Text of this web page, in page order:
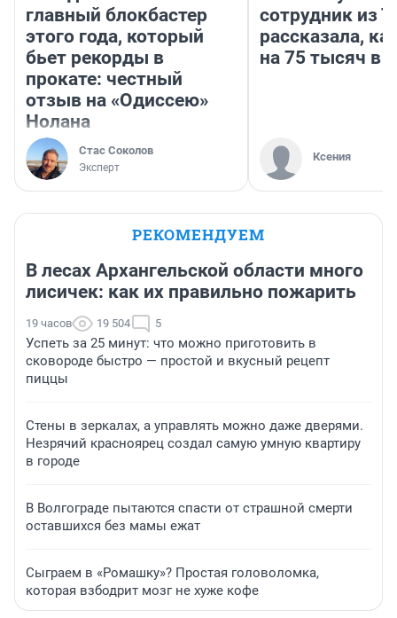
главный блокбастер
этого года, который
бьет рекорды в
прокате: честный
отзыв на «Одиссею»
Нолана
Стас Соколов
Эксперт
сотрудник из
рассказала,
на 75 тысяч в
Ксения
РЕКОМЕНДУЕМ
В лесах Архангельской области много
лисичек: как их правильно пожарить
19 часов 19 504 5
Успеть за 25 минут: что можно приготовить в
сковороде быстро — простой и вкусный рецепт
пиццы
Стены в зеркалах, а управлять можно даже дверями.
Незрячий красноярец создал самую умную квартиру
в городе
В Волгограде пытаются спасти от страшной смерти
оставшихся без мамы ежат
Сыграем в «Ромашку»? Простая головоломка,
которая взбодрит мозг не хуже кофе